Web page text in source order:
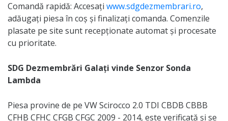
Comandă rapidă: Accesați www.sdgdezmembrari.ro,
adăugați piesa în coș și finalizați comanda. Comenzile
plasate pe site sunt recepționate automat și procesate
cu prioritate.
SDG Dezmembrări Galați vinde Senzor Sonda
Lambda
Piesa provine de pe VW Scirocco 2.0 TDI CBDB CBBB
CFHB CFHC CFGB CFGC 2009 - 2014, este verificată și se